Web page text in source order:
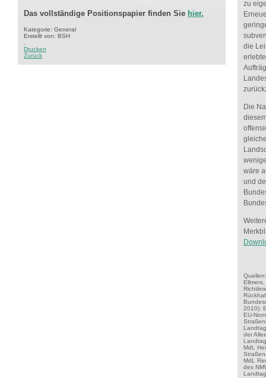
Das vollständige Positionspapier finden Sie hier.
Kategorie: General
Erstellt von: BSH
Drucken
Zurück
zu
die
Die
wäre
und
Quellen:
2010):
EU-
der
MdL
MdL
des